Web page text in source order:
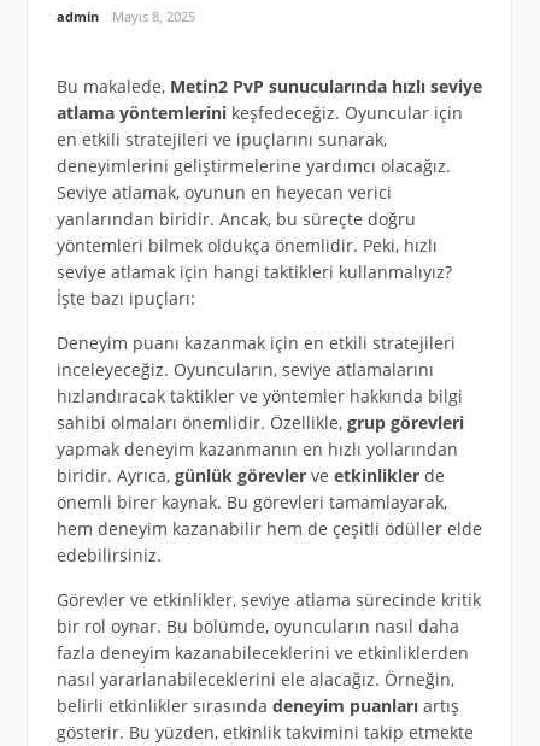
admin Mayıs 8, 2025
Bu makalede, Metin2 PvP sunucularında hızlı seviye
atlama yöntemlerinikeşfedeceğiz. Oyuncular için
en etkili stratejileri ve ipuçlarını sunarak,
deneyimlerini geliştirmelerine yardımcı olacağız.
Seviye atlamak, oyunun en heyecan verici
yanlarından biridir. Ancak, bu süreçte doğru
yöntemleri bilmek oldukça önemlidir. Peki, hızlı
seviye atlamak için hangi taktikleri kullanmalıyız?
İşte bazı ipuçları:
Deneyim puanı kazanmak için en etkili stratejileri
inceleyeceğiz. Oyuncuların, seviye atlamalarını
hızlandıracak taktikler ve yöntemler hakkında bilgi
sahibi olmaları önemlidir. Özellikle, grup görevleri
yapmak deneyim kazanmanın en hızlı yollarından
biridir. Ayrıca, günlük görevlerve etkinliklerde
önemli birer kaynak. Bu görevleri tamamlayarak,
hem deneyim kazanabilir hem de çeşitli ödüller elde
edebilirsiniz.
Görevler ve etkinlikler, seviye atlama sürecinde kritik
bir rol oynar. Bu bölümde, oyuncuların nasıl daha
fazla deneyim kazanabileceklerini ve etkinliklerden
nasıl yararlanabileceklerini ele alacağız. Örneğin,
belirli etkinlikler sırasında deneyim puanlarıartış
gösterir. Bu yüzden, etkinlik takvimini takip etmekte